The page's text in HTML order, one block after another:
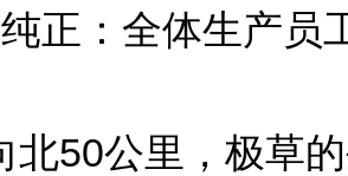
正：全体生产员
北50公里，极草